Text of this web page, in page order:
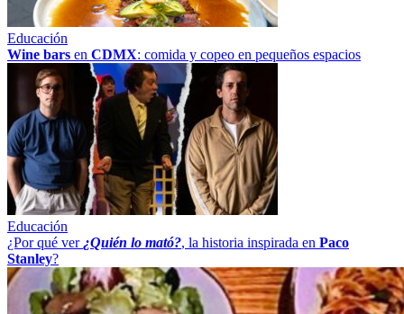
Educación
Wine bars en CDMX: comida y copeo en pequeños espacios
Educación
¿Por qué ver ¿Quién lo mató?, la historia inspirada en Paco
Stanley?